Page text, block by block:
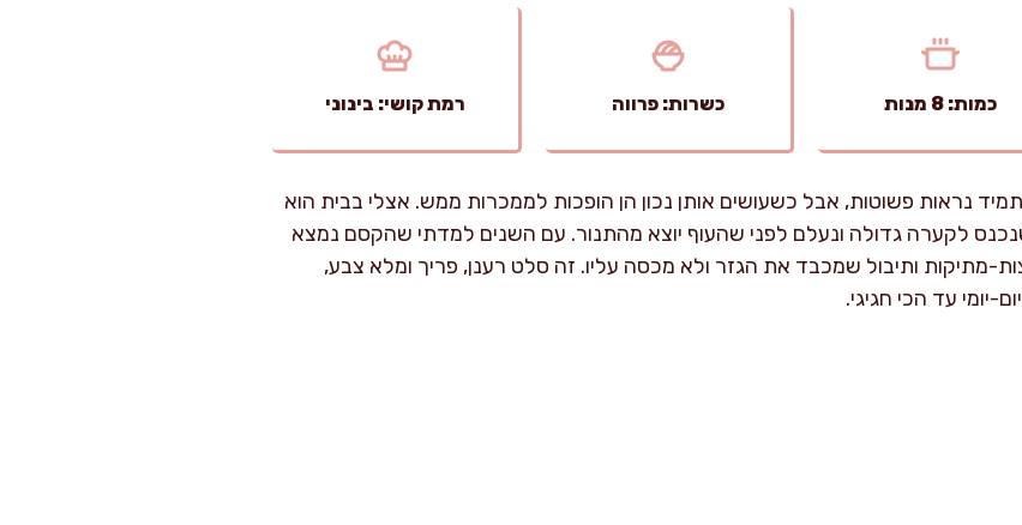
כמות: 8 מנות כשרות: פרווה רמת קושי: בינוני
נראות פשוטות, אבל כשעושים אותן נכון הן הופכות לממכרות ממש. אצלי בבית הוא
לקערה גדולה ונעלם לפני שהעוף יוצא מהתנור. עם השנים למדתי שהקסם נמצא
מתיקות ותיבול שמכבד את הגזר ולא מכסה עליו. זה סלט רענן, פריך ומלא צבע,
יומי עד הכי חגיגי.